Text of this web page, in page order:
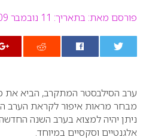
פורסם מאת: בתאריך: 11 נובמבר 2009
ערב הסילבסטר המתקרב, הביא את
מבחר מראות איפור לקראת הערב
ניתן יהיה למצוא בערב השנה
אלגנטיים וסקסיים במיוחד.